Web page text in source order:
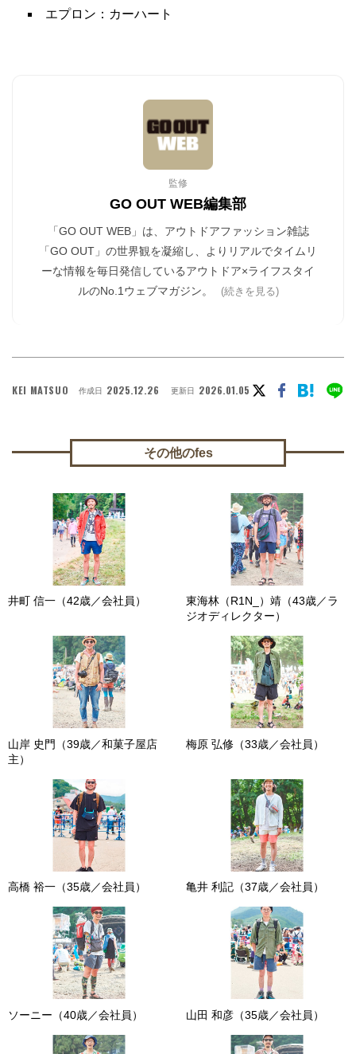
エプロン：カーハート
監修
GO OUT WEB編集部
「GO OUT WEB」は、アウトドアファッション雑誌
「GO OUT」の世界観を凝縮し、よりリアルでタイムリ
ーな情報を毎日発信しているアウトドア×ライフスタイ
ルのNo.1ウェブマガジン。
(続きを見る)
KEI MATSUO 作成日 2025.12.26 更新日 2026.01.05
その他のfes
井町 信一（42歳／会社員）
東海林（R1N_）靖（43歳／ラ
ジオディレクター）
山岸 史門（39歳／和菓子屋店
主）
梅原 弘修（33歳／会社員）
高橋 裕一（35歳／会社員） 亀井 利記（37歳／会社員）
ソーニー（40歳／会社員） 山田 和彦（35歳／会社員）